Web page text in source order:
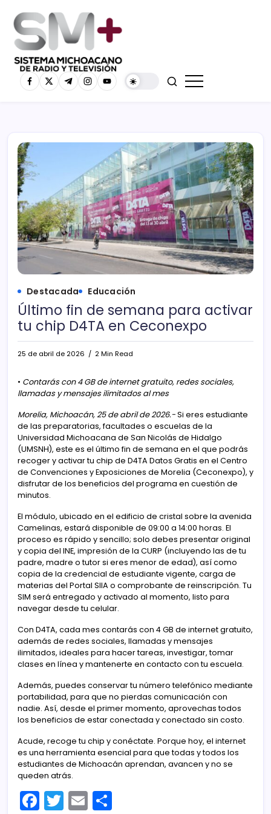
Destacada Educación
Último fin de semana para activar
tu chip D4TA en Ceconexpo
25 de abril de 2026 2 Min Read
• Contarás con 4 GB de internet gratuito, redes sociales,
llamadas y mensajes ilimitados al mes
Morelia, Michoacán, 25 de abril de 2026.-Si eres estudiante
de las preparatorias, facultades o escuelas de la
Universidad Michoacana de San Nicolás de Hidalgo
(UMSNH), este es el último fin de semana en el que podrás
recoger y activar tu chip de D4TA Datos Gratis en el Centro
de Convenciones y Exposiciones de Morelia (Ceconexpo), y
disfrutar de los beneficios del programa en cuestión de
minutos.
El módulo, ubicado en el edificio de cristal sobre la avenida
Camelinas, estará disponible de 09:00 a 14:00 horas. El
proceso es rápido y sencillo; solo debes presentar original
y copia del INE, impresión de la CURP (incluyendo las de tu
padre, madre o tutor si eres menor de edad), así como
copia de la credencial de estudiante vigente, carga de
materias del Portal SIIA o comprobante de reinscripción. Tu
SIM será entregado y activado al momento, listo para
navegar desde tu celular.
Con D4TA, cada mes contarás con 4 GB de internet gratuito,
además de redes sociales, llamadas y mensajes
ilimitados, ideales para hacer tareas, investigar, tomar
clases en línea y mantenerte en contacto con tu escuela.
Además, puedes conservar tu número telefónico mediante
portabilidad, para que no pierdas comunicación con
nadie. Así, desde el primer momento, aprovechas todos
los beneficios de estar conectada y conectado sin costo.
Acude, recoge tu chip y conéctate. Porque hoy, el internet
es una herramienta esencial para que todas y todos los
estudiantes de Michoacán aprendan, avancen y no se
queden atrás.
F T E